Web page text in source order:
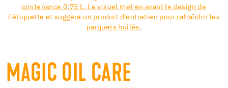
MAGIC OIL CARE